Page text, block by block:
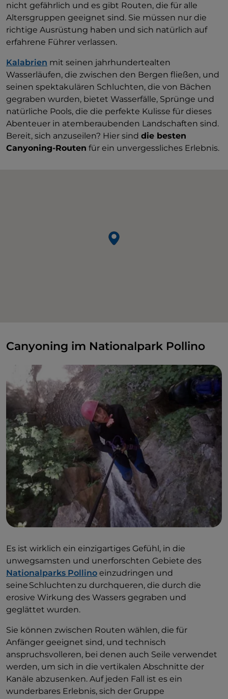
nicht gefährlich und es gibt Routen, die für alle
Altersgruppen geeignet sind. Sie müssen nur die
richtige Ausrüstung haben und sich natürlich auf
erfahrene Führer verlassen.
Kalabrien mit seinen jahrhundertealten
Wasserläufen, die zwischen den Bergen fließen, und
seinen spektakulären Schluchten, die von Bächen
gegraben wurden, bietet Wasserfälle, Sprünge und
natürliche Pools, die die perfekte Kulisse für dieses
Abenteuer in atemberaubenden Landschaften sind.
Bereit, sich anzuseilen? Hier sind die besten
Canyoning-Routen für ein unvergessliches Erlebnis.
Canyoning im Nationalpark Pollino
Es ist wirklich ein einzigartiges Gefühl, in die
unwegsamsten und unerforschten Gebiete des
Nationalparks Pollino einzudringen und
seine Schluchten zu durchqueren, die durch die
erosive Wirkung des Wassers gegraben und
geglättet wurden.
Sie können zwischen Routen wählen, die für
Anfänger geeignet sind, und technisch
anspruchsvolleren, bei denen auch Seile verwendet
werden, um sich in die vertikalen Abschnitte der
Kanäle abzusenken. Auf jeden Fall ist es ein
wunderbares Erlebnis, sich der Gruppe